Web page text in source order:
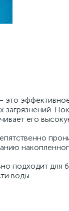
загрязнений.
его
подходит
воды.